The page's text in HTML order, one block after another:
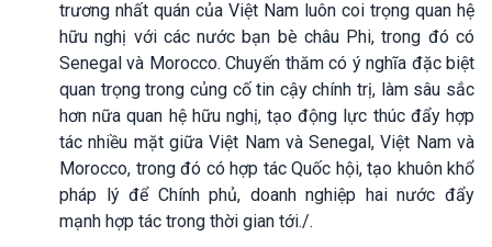
trương nhất quán của Việt Nam luôn coi trọng quan hệ
hữu nghị với các nước bạn bè châu Phi, trong đó có
Senegal và Morocco. Chuyến thăm có ý nghĩa đặc biệt
quan trọng trong củng cố tin cậy chính trị, làm sâu sắc
hơn nữa quan hệ hữu nghị, tạo động lực thúc đẩy hợp
tác nhiều mặt giữa Việt Nam và Senegal, Việt Nam và
Morocco, trong đó có hợp tác Quốc hội, tạo khuôn khổ
pháp lý để Chính phủ, doanh nghiệp hai nước đẩy
mạnh hợp tác trong thời gian tới./.